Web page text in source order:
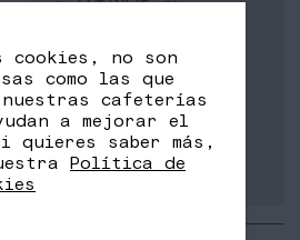
cookies, no son
como las que
nuestras cafeterías
a mejorar el
quieres saber más,
Política de